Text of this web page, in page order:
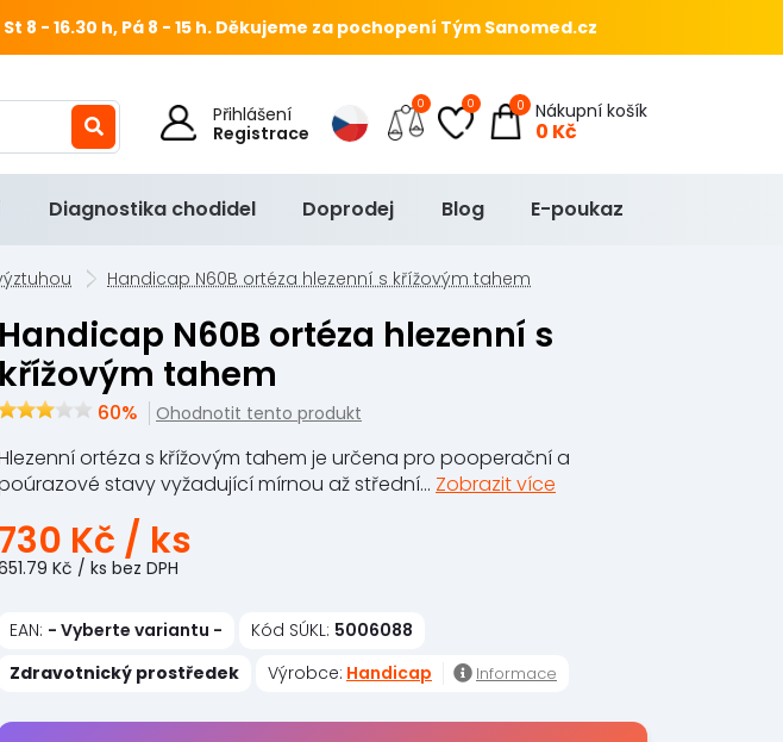
- 16.30 h, Pá 8 - 15 h.Děkujeme za pochopení Tým Sanomed.cz
Přihlášení
Registrace
0 0 Nákupní košík
0 Kč
0
Diagnostika chodidel Doprodej Blog E-poukaz
Handicap N60B ortéza hlezenní s křížovým tahem
Handicap N60B ortéza hlezenní s
křížovým tahem
60% Ohodnotit tento produkt
ortéza s křížovým tahem je určena pro pooperační a
stavy vyžadující mírnou až střední... Zobrazit více
730 Kč / ks
Kč / ks bez DPH
EAN: - Vyberte variantu - Kód SÚKL: 5006088
Zdravotnický prostředek
Výrobce: Handicap Informace